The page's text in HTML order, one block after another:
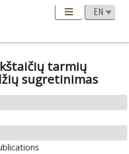
tarmių
sugretinimas